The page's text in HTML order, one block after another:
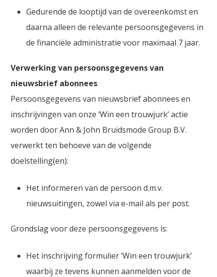
Gedurende de looptijd van de overeenkomst en
daarna alleen de relevante persoonsgegevens in
de financiële administratie voor maximaal 7 jaar.
Verwerking van persoonsgegevens van
nieuwsbrief abonnees
Persoonsgegevens van nieuwsbrief abonnees en
inschrijvingen van onze ‘Win een trouwjurk’ actie
worden door Ann & John Bruidsmode Group B.V.
verwerkt ten behoeve van de volgende
doelstelling(en):
Het informeren van de persoon d.m.v.
nieuwsuitingen, zowel via e-mail als per post.
Grondslag voor deze persoonsgegevens is:
Het inschrijving formulier ‘Win een trouwjurk’
waarbij ze tevens kunnen aanmelden voor de